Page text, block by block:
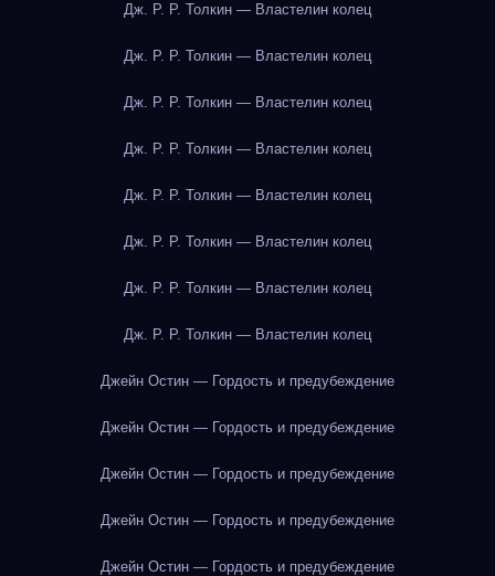
Дж. Р. Р. Толкин — Властелин колец
Дж. Р. Р. Толкин — Властелин колец
Дж. Р. Р. Толкин — Властелин колец
Дж. Р. Р. Толкин — Властелин колец
Дж. Р. Р. Толкин — Властелин колец
Дж. Р. Р. Толкин — Властелин колец
Дж. Р. Р. Толкин — Властелин колец
Дж. Р. Р. Толкин — Властелин колец
Джейн Остин — Гордость и предубеждение
Джейн Остин — Гордость и предубеждение
Джейн Остин — Гордость и предубеждение
Джейн Остин — Гордость и предубеждение
Джейн Остин — Гордость и предубеждение